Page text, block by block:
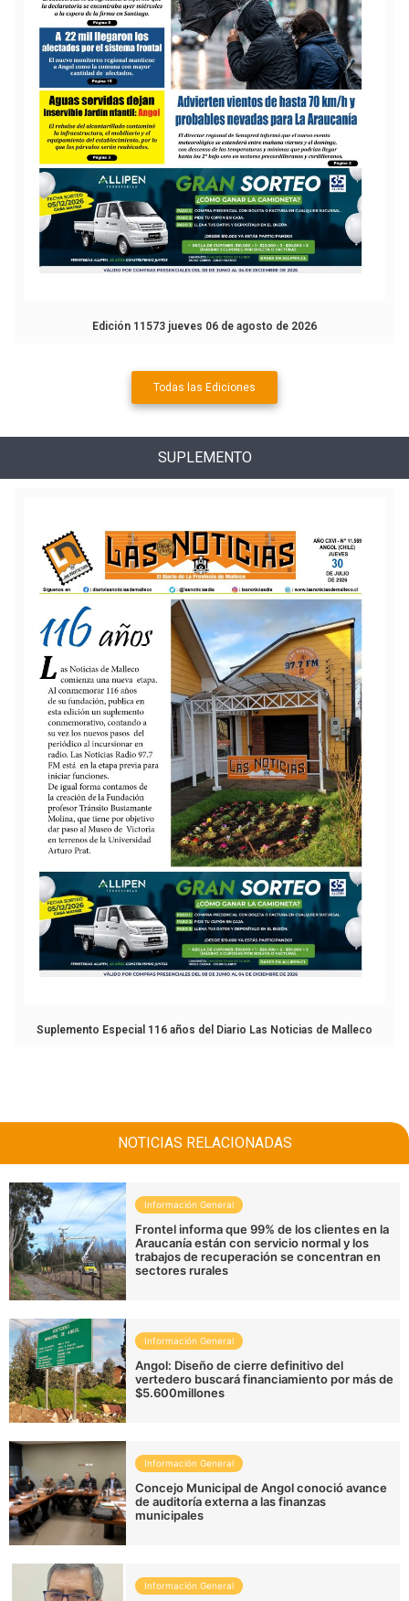
Edición 11573 jueves 06 de agosto de 2026
Todas las Ediciones
SUPLEMENTO
Suplemento Especial 116 años del Diario Las Noticias de Malleco
NOTICIAS RELACIONADAS
Información General
Frontel informa que 99% de los clientes en la
Araucanía están con servicio normal y los
trabajos de recuperación se concentran en
sectores rurales
Información General
Angol: Diseño de cierre definitivo del
vertedero buscará financiamiento por más de
$5.600millones
Información General
Concejo Municipal de Angol conoció avance
de auditoría externa a las finanzas
municipales
Información General